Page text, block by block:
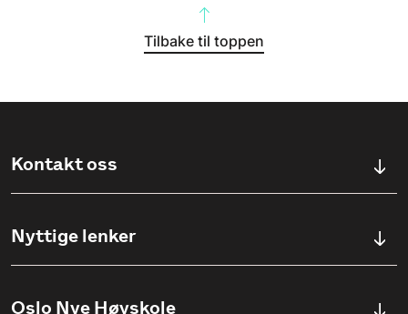
Tilbake til toppen
Kontakt oss
Ullevålsveien 76, 0454 OSLO
Nyttige lenker
Oslo Nye Høyskole